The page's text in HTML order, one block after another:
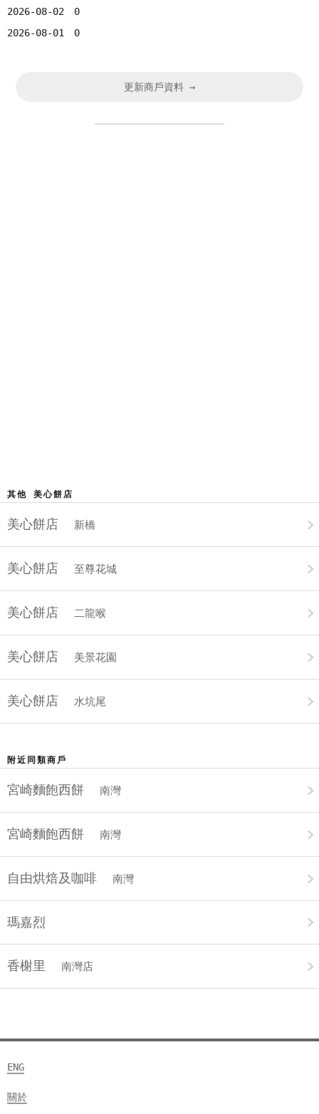
2026-08-02
0
2026-08-01
0
更新商戶資料 →
其他 美心餅店
美心餅店 新橋
美心餅店 至尊花城
美心餅店 二龍喉
美心餅店 美景花園
美心餅店 水坑尾
附近同類商戶
宮崎麵飽西餅 南灣
宮崎麵飽西餅 南灣
自由烘焙及咖啡 南灣
瑪嘉烈
香榭里 南灣店
ENG
關於